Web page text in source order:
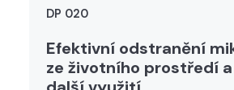
DP 020
Efektivní odstranění
ze životního prostředí